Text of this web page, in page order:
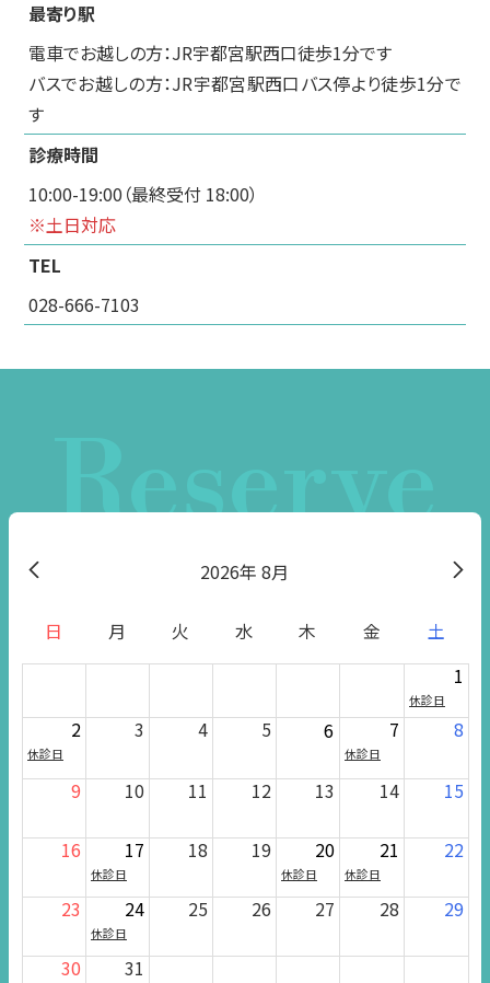
最寄り駅
電車でお越しの方：JR宇都宮駅西口徒歩1分です
バスでお越しの方：JR宇都宮駅西口バス停より徒歩1分で
す
診療時間
10:00-19:00（最終受付 18:00）
※土日対応
TEL
028-666-7103
Reserve
2026 8月
日 月 火 水 木 金
土
1
休診日
2
休診日
3 4 5 6 7
休診日
8
9 10 11 12 13 14 15
16 17
休診日
18 19 20
休診日
21
休診日
22
23 24
休診日
25 26 27 28 29
30 31